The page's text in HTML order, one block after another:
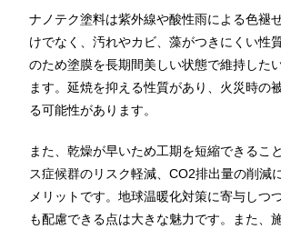
ナノテク塗料は紫外線や酸性雨による色褪
けでなく、汚れやカビ、藻がつきにくい性
のため塗膜を長期間美しい状態で維持した
ます。延焼を抑える性質があり、火災時の
る可能性があります。
また、乾燥が早いため工期を短縮できるこ
ス症候群のリスク軽減、CO2排出量の削減
メリットです。地球温暖化対策に寄与しつ
も配慮できる点は大きな魅力です。また、